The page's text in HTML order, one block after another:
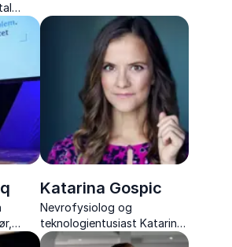
på
tjenestedesign. Med
bakgrunn som
designantropolog og
psykolog har hun over 25
års erfaring med å drive
endring gjennom
samskaping. ...
Katarina Gospic
Nevrofysiolog og
teknologientusiast Katarina
Gospic tar oss med inn i en